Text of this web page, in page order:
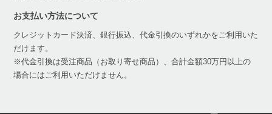
お支払い方法について
クレジットカード決済、銀行振込、代金引換のいずれかをご利用いた
だけます。
※代金引換は受注商品（お取り寄せ商品）、合計金額30万円以上の
場合にはご利用いただけません。